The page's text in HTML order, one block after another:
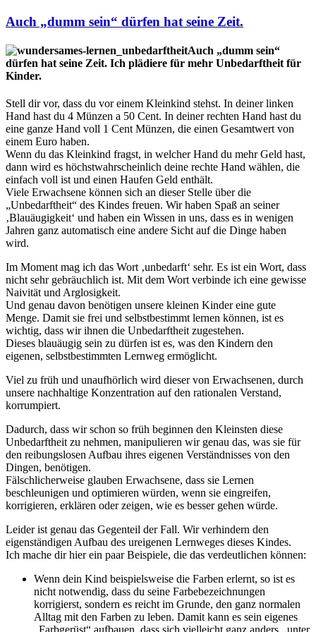
Auch „dumm sein“ dürfen hat seine Zeit.
Auch „dumm sein“
dürfen hat seine Zeit. Ich plädiere für mehr Unbedarftheit für
Kinder.
Stell dir vor, dass du vor einem Kleinkind stehst. In deiner linken
Hand hast du 4 Münzen a 50 Cent. In deiner rechten Hand hast du
eine ganze Hand voll 1 Cent Münzen, die einen Gesamtwert von
einem Euro haben.
Wenn du das Kleinkind fragst, in welcher Hand du mehr Geld hast,
dann wird es höchstwahrscheinlich deine rechte Hand wählen, die
einfach voll ist und einen Haufen Geld enthält.
Viele Erwachsene können sich an dieser Stelle über die
„Unbedarftheit“ des Kindes freuen. Wir haben Spaß an seiner
‚Blauäugigkeit‘ und haben ein Wissen in uns, dass es in wenigen
Jahren ganz automatisch eine andere Sicht auf die Dinge haben
wird.
Im Moment mag ich das Wort ‚unbedarft‘ sehr. Es ist ein Wort, dass
nicht sehr gebräuchlich ist. Mit dem Wort verbinde ich eine gewisse
Naivität und Arglosigkeit.
Und genau davon benötigen unsere kleinen Kinder eine gute
Menge. Damit sie frei und selbstbestimmt lernen können, ist es
wichtig, dass wir ihnen die Unbedarftheit zugestehen.
Dieses blauäugig sein zu dürfen ist es, was den Kindern den
eigenen, selbstbestimmten Lernweg ermöglicht.
Viel zu früh und unaufhörlich wird dieser von Erwachsenen, durch
unsere nachhaltige Konzentration auf den rationalen Verstand,
korrumpiert.
Dadurch, dass wir schon so früh beginnen den Kleinsten diese
Unbedarftheit zu nehmen, manipulieren wir genau das, was sie für
den reibungslosen Aufbau ihres eigenen Verständnisses von den
Dingen, benötigen.
Fälschlicherweise glauben Erwachsene, dass sie Lernen
beschleunigen und optimieren würden, wenn sie eingreifen,
korrigieren, erklären oder zeigen, wie es besser gehen würde.
Leider ist genau das Gegenteil der Fall. Wir verhindern den
eigenständigen Aufbau des ureigenen Lernweges dieses Kindes.
Ich mache dir hier ein paar Beispiele, die das verdeutlichen können:
Wenn dein Kind beispielsweise die Farben erlernt, so ist es
nicht notwendig, dass du seine Farbebezeichnungen
korrigierst, sondern es reicht im Grunde, den ganz normalen
Alltag mit den Farben zu leben. Damit kann es sein eigenes